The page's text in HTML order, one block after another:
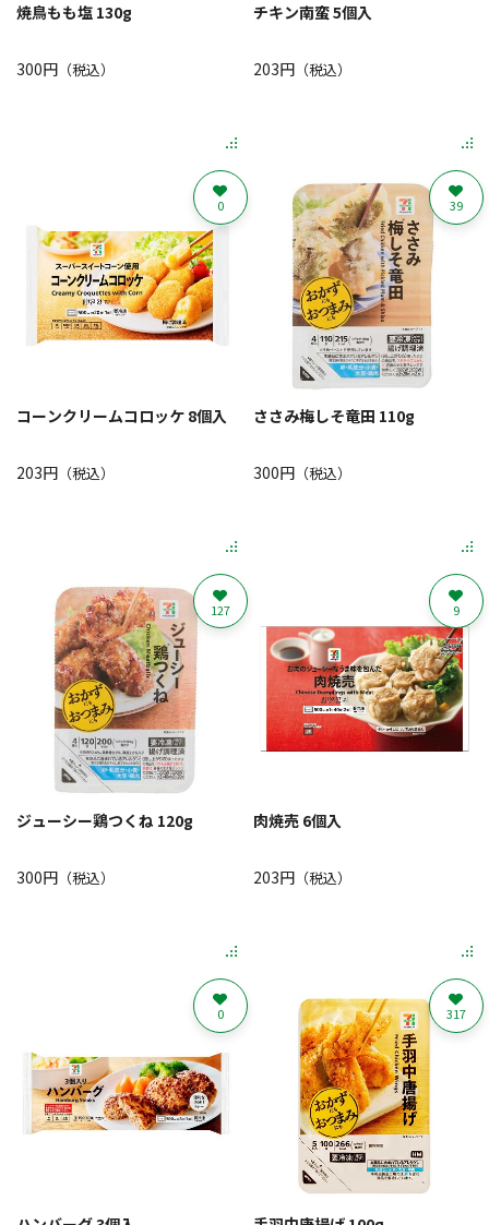
焼鳥もも塩 130g
300円 （税込）
チキン南蛮 5個入
203円（税込）
コーンクリームコロッケ 8個入
203円 （税込）
0
ささみ梅しそ竜田 110g
300円（税込）
39
ジューシー鶏つくね 120g
300円 （税込）
127
肉焼売 6個入
203円（税込）
9
0 317